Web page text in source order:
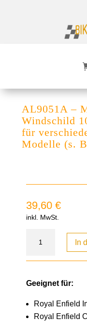
AL9051A –
Windschild
für
Modelle (s.
39,60 €
inkl. MwSt.
In
Geeignet für:
Royal Enfield
Royal Enfield